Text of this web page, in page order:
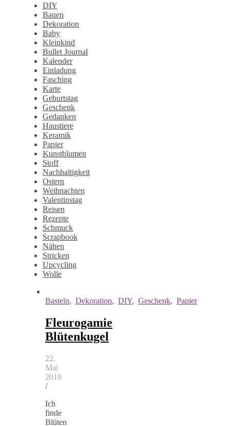
DIY
Bauen
Dekoration
Baby
Kleinkind
Bullet Journal
Kalender
Einladung
Fasching
Karte
Geburtstag
Geschenk
Gedanken
Haustiere
Keramik
Papier
Kunstblumen
Stoff
Nachhaltigkeit
Ostern
Weihnachten
Valentinstag
Reisen
Rezepte
Schmuck
Scrapbook
Nähen
Stricken
Upcycling
Wolle
Basteln, Dekoration, DIY, Geschenk, Papier
Fleurogamie
Blütenkugel
22.
Mai
2019
/
Ich
finde
Blüten